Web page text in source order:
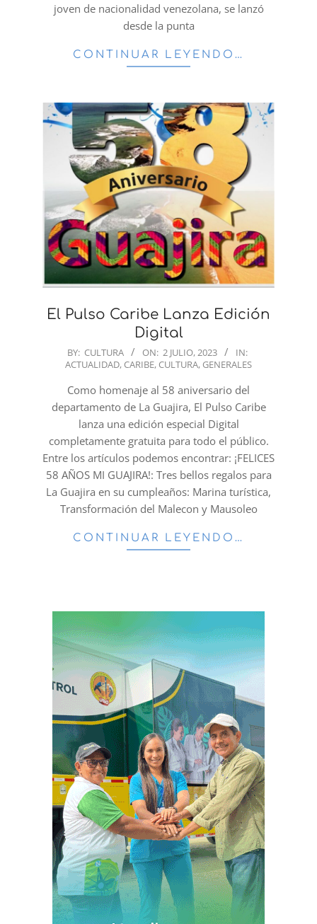
joven de nacionalidad venezolana, se lanzó
desde la punta
CONTINUAR LEYENDO…
El Pulso Caribe Lanza Edición
Digital
2023-BY: CULTURA ON: 2 JULIO, 2023
IN:
ACTUALIDAD, CARIBE, CULTURA, GENERALES
Como homenaje al 58 aniversario del
departamento de La Guajira, El Pulso Caribe
lanza una edición especial Digital
completamente gratuita para todo el público.
Entre los artículos podemos encontrar: ¡FELICES
58 AÑOS MI GUAJIRA!: Tres bellos regalos para
La Guajira en su cumpleaños: Marina turística,
Transformación del Malecon y Mausoleo
CONTINUAR LEYENDO…